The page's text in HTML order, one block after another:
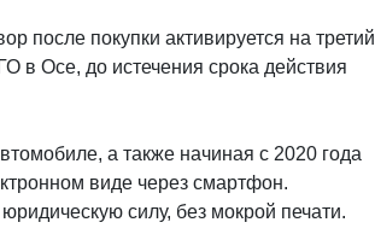
после покупки активируется на третий
в Осе, до истечения срока действия
а также начиная с 2020 года
виде через смартфон.
силу, без мокрой печати.